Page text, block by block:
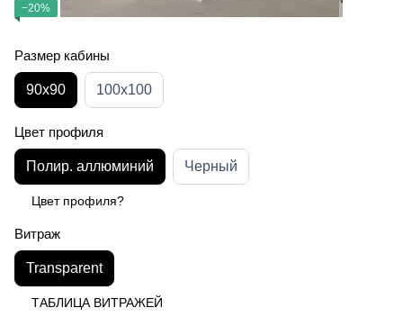
−20%
Размер кабины
90х90 100x100
Цвет профиля
Полир. аллюминий Черный
Цвет профиля?
Витраж
Transparent
ТАБЛИЦА ВИТРАЖЕЙ